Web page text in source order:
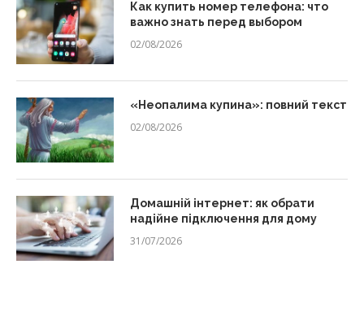
Как купить номер телефона: что
важно знать перед выбором
02/08/2026
«Неопалима купина»: повний текст
02/08/2026
Домашній інтернет: як обрати
надійне підключення для дому
31/07/2026